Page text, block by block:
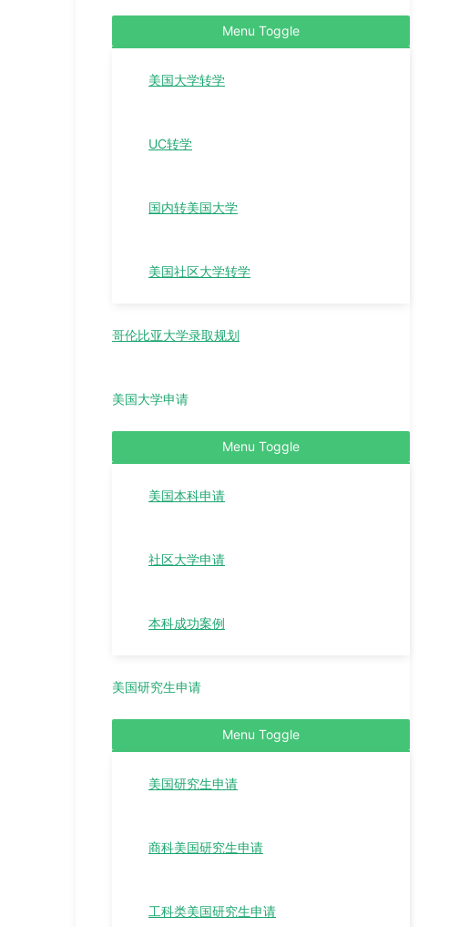
Menu Toggle
美国大学转学
UC转学
国内转美国大学
美国社区大学转学
哥伦比亚大学录取规划
美国大学申请
Menu Toggle
美国本科申请
社区大学申请
本科成功案例
美国研究生申请
Menu Toggle
美国研究生申请
商科美国研究生申请
工科类美国研究生申请